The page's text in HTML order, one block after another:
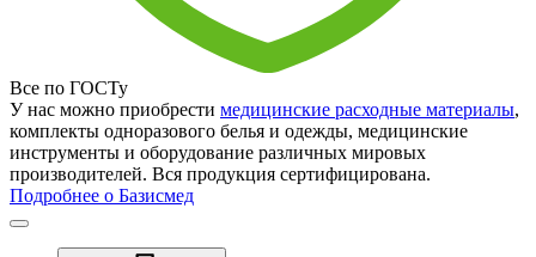
Все по ГОСТу
У нас можно приобрести медицинские расходные материалы,
комплекты одноразового белья и одежды, медицинские
инструменты и оборудование различных мировых
производителей. Вся продукция сертифицирована.
Подробнее о Базисмед